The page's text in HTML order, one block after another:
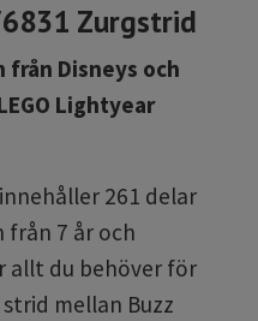
Zurgstrid
från Disneys och
Lightyear
261 delar
7 år och
allt du behöver för
mellan Buzz